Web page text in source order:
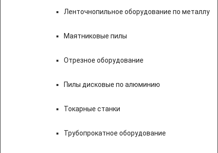
Ленточнопильное оборудование по металлу
Маятниковые пилы
Отрезное оборудование
Пилы дисковые по алюминию
Токарные станки
Трубопрокатное оборудование